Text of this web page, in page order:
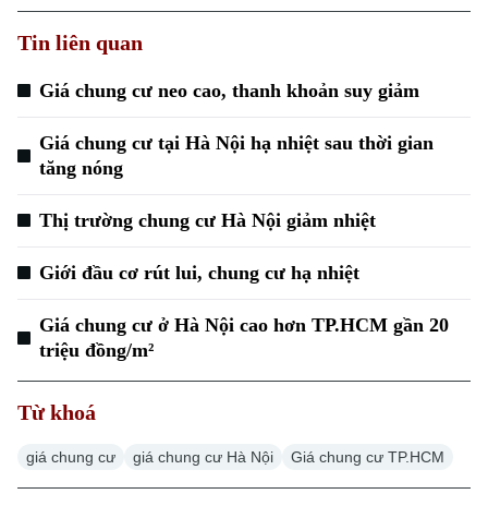
Xu hướng
Tin liên quan
Giá chung cư neo cao, thanh khoản suy giảm
Giá chung cư tại Hà Nội hạ nhiệt sau thời gian
tăng nóng
Thị trường chung cư Hà Nội giảm nhiệt
Giới đầu cơ rút lui, chung cư hạ nhiệt
Giá chung cư ở Hà Nội cao hơn TP.HCM gần 20
triệu đồng/m²
Từ khoá
giá chung cư giá chung cư Hà Nội Giá chung cư TP.HCM